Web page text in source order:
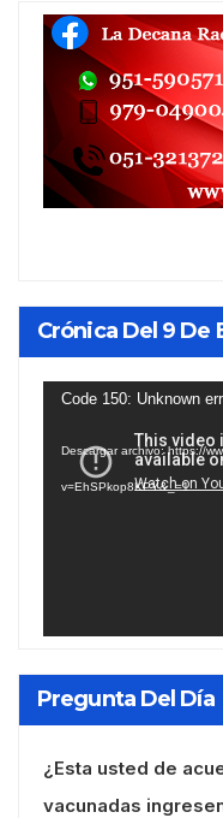
Crónica Del 9 De
Reproductor
vídeo
Code 150: Unknown
Descargar archivo: https://
v=EhSPkop8KPY&_=1
Pregunta Del Día
¿Esta usted de
vacunadas